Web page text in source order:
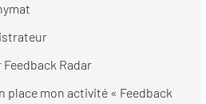
Radar
place mon activité « Feedback